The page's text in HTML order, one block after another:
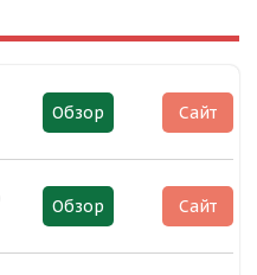
Обзор Сайт
Обзор Сайт